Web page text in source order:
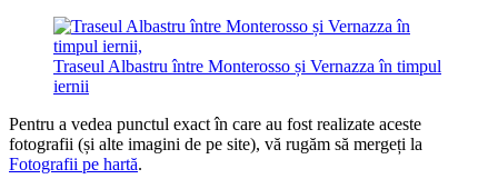
Traseul Albastru între Monterosso și Vernazza în timpul
iernii
Pentru a vedea punctul exact în care au fost realizate aceste
fotografii (și alte imagini de pe site), vă rugăm să mergeți la
Fotografii pe hartă.